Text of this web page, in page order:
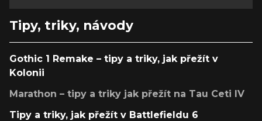
Tipy, triky, návody
Gothic 1 Remake – tipy a triky, jak přežít v
Kolonii
Marathon – tipy a triky jak přežít na Tau Ceti IV
Tipy a triky, jak přežít v Battlefieldu 6